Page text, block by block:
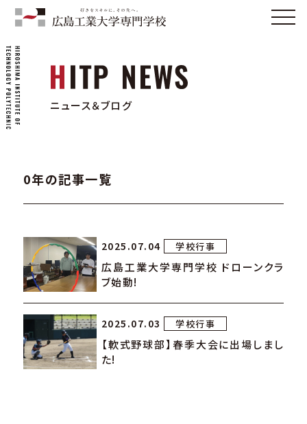
ニュース＆ブログ
0年の記事一覧
2025.07.04 学校行事
広島工業大学専門学校 ドローンクラ
ブ始動!
2025.07.03 学校行事
【軟式野球部】春季大会に出場しまし
た!